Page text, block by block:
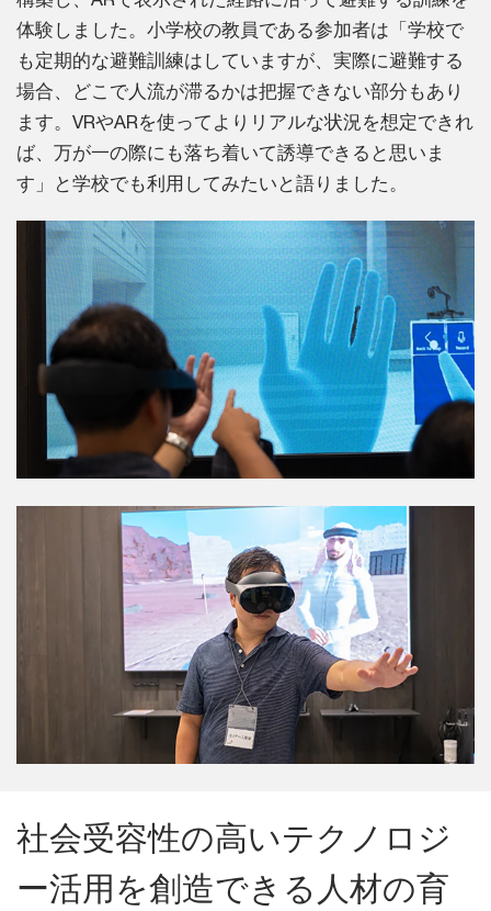
体験しました。小学校の教員である参加者は「学校で
も定期的な避難訓練はしていますが、実際に避難する
場合、どこで人流が滞るかは把握できない部分もあり
ます。VRやARを使ってよりリアルな状況を想定できれ
ば、万が一の際にも落ち着いて誘導できると思いま
す」と学校でも利用してみたいと語りました。
社会受容性の高いテクノロジ
ー活用を創造できる人材の育